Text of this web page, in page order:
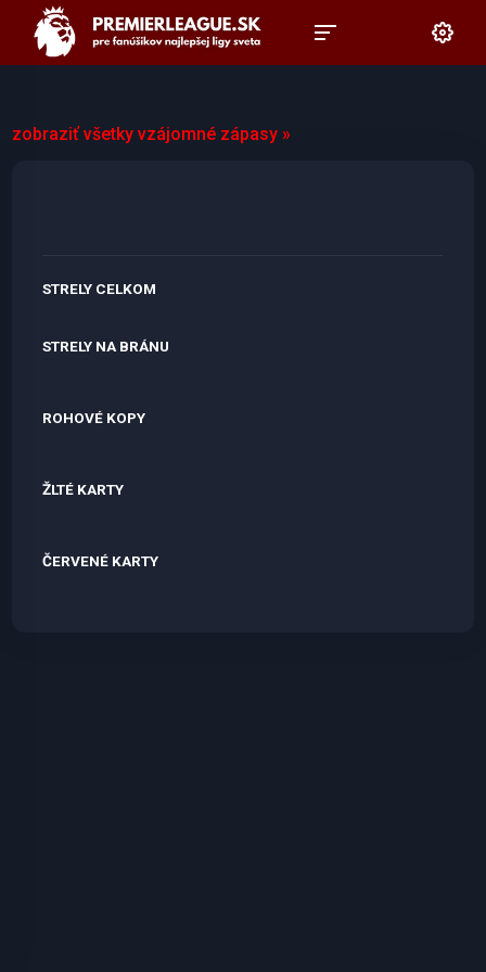
zobraziť všetky vzájomné zápasy »
STRELY CELKOM
STRELY NA BRÁNU
ROHOVÉ KOPY
ŽLTÉ KARTY
ČERVENÉ KARTY